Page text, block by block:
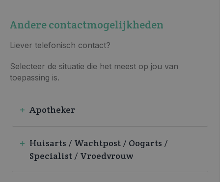
Andere contactmogelijkheden
Liever telefonisch contact?
Selecteer de situatie die het meest op jou van
toepassing is.
Apotheker
Huisarts / Wachtpost / Oogarts /
Specialist / Vroedvrouw